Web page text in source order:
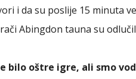
i da su poslije 15 minuta
Abingdon tauna su
bilo oštre igre, ali smo